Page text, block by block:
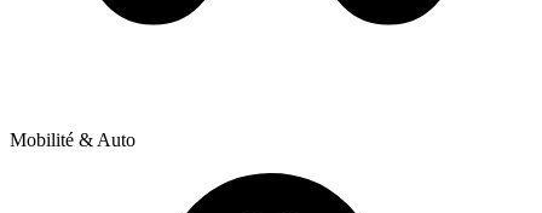
Mobilité & Auto